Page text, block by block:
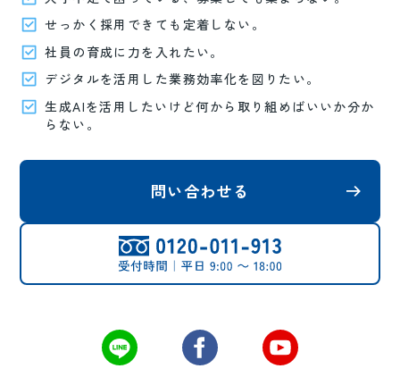
せっかく採用できても定着しない。
社員の育成に力を入れたい。
デジタルを活用した業務効率化を図りたい。
生成AIを活用したいけど何から取り組めばいいか分か
らない。
問い合わせる